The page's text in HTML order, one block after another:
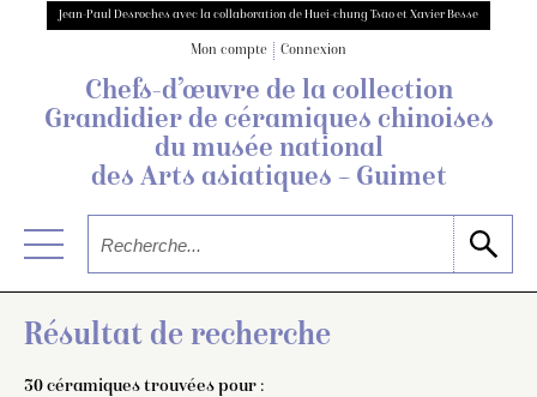
Jean-Paul Desroches avec la collaboration de Huei-chung Tsao et Xavier Besse
Mon compte Connexion
Chefs-d’œuvre de la collection
Grandidierde céramiques chinoises
du musée national
des Arts asiatiques – Guimet
Résultat de recherche
30 céramiques trouvées pour :